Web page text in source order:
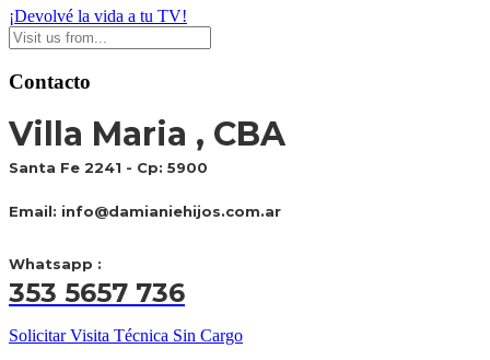
¡Devolvé la vida a tu TV!
Contacto
Villa Maria , CBA
Santa Fe 2241 - Cp: 5900
Email: info@damianiehijos.com.ar
Whatsapp :
353 5657 736
Solicitar Visita Técnica Sin Cargo